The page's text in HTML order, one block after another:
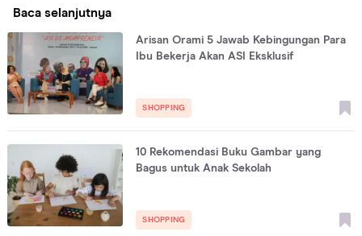
Baca selanjutnya
Arisan Orami 5 Jawab Kebingungan Para
Ibu Bekerja Akan ASI Eksklusif
SHOPPING
10 Rekomendasi Buku Gambar yang
Bagus untuk Anak Sekolah
SHOPPING